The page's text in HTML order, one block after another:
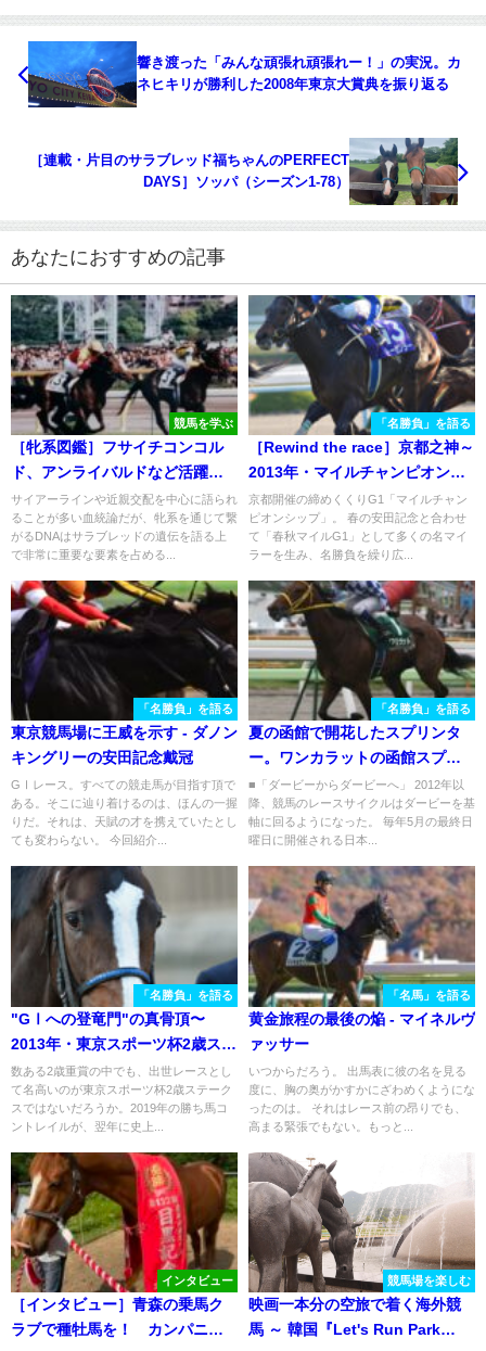
響き渡った「みんな頑張れ頑張れー！」の実況。カ
ネヒキリが勝利した2008年東京大賞典を振り返る
［連載・片目のサラブレッド福ちゃんのPERFECT
DAYS］ソッパ（シーズン1-78）
あなたにおすすめの記事
競馬を学ぶ
［牝系図鑑］フサイチコンコル
ド、アンライバルドなど活躍馬
多数。スタミナと瞬発力のバレ
ークイーン牝系。
サイアーラインや近親交配を中心に語られ
ることが多い血統論だが、牝系を通じて繋
がるDNAはサラブレッドの遺伝を語る上
で非常に重要な要素を占める...
「名勝負」を語る
［Rewind the race］京都之神～
2013年・マイルチャンピオンシ
ップ～
京都開催の締めくくりG1「マイルチャン
ピオンシップ」。 春の安田記念と合わせ
て「春秋マイルG1」として多くの名マイ
ラーを生み、名勝負を繰り広...
「名勝負」を語る
東京競馬場に王威を示す - ダノン
キングリーの安田記念戴冠
GⅠレース。すべての競走馬が目指す頂で
ある。そこに辿り着けるのは、ほんの一握
りだ。それは、天賦の才を携えていたとし
ても変わらない。 今回紹介...
「名勝負」を語る
夏の函館で開花したスプリンタ
ー。ワンカラットの函館スプリ
ントS
■「ダービーからダービーへ」 2012年以
降、競馬のレースサイクルはダービーを基
軸に回るようになった。 毎年5月の最終日
曜日に開催される日本...
「名勝負」を語る
"GⅠへの登竜門"の真骨頂〜
2013年・東京スポーツ杯2歳ステ
ークス〜
数ある2歳重賞の中でも、出世レースとし
て名高いのが東京スポーツ杯2歳ステーク
スではないだろうか。2019年の勝ち馬コ
ントレイルが、翌年に史上...
「名馬」を語る
黄金旅程の最後の焔 - マイネルヴ
ァッサー
いつからだろう。 出馬表に彼の名を見る
度に、胸の奥がかすかにざわめくようにな
ったのは。 それはレース前の昂りでも、
高まる緊張でもない。もっと...
インタビュー
［インタビュー］青森の乗馬ク
ラブで種牡馬を！ カンパニー
競馬場を楽しむ
映画一本分の空旅で着く海外競
馬 ～ 韓国『Let's Run Park